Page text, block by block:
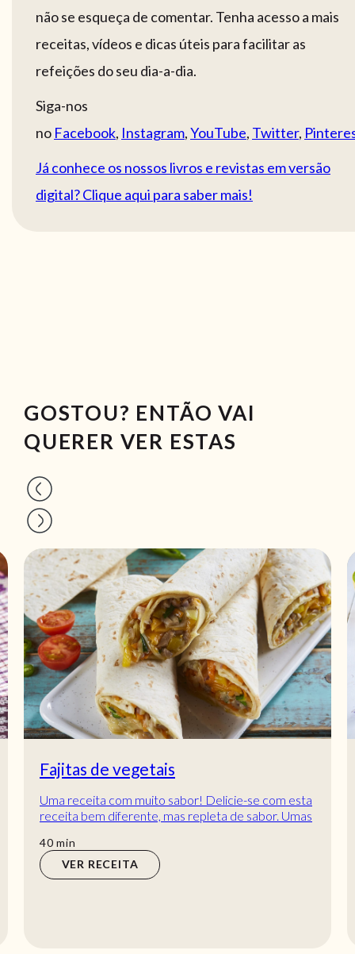
não se esqueça de comentar. Tenha acesso a mais
receitas, vídeos e dicas úteis para facilitar as
refeições do seu dia-a-dia.
Siga-nos
no Facebook, Instagram,YouTube, Twitter,
Já conhece os nossos livros e revistas em versão
digital? Clique aqui para saber mais!
GOSTOU? ENTÃO VAI
QUERER VER ESTAS
Fajitas de vegetais
Uma receita com muito sabor! Delicie-se com esta
receita bem diferente, mas repleta de sabor. Umas
40min
min
VER RECEITA